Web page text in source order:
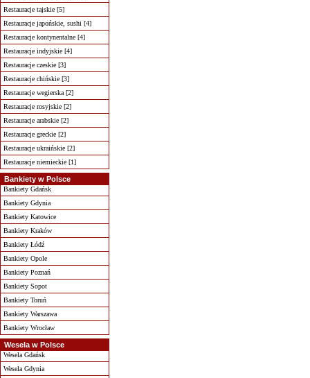
Restauracje tajskie [5]
Restauracje japońskie, sushi [4]
Restauracje kontynentalne [4]
Restauracje indyjskie [4]
Restauracje czeskie [3]
Restauracje chińskie [3]
Restauracje wegierska [2]
Restauracje rosyjskie [2]
Restauracje arabskie [2]
Restauracje greckie [2]
Restauracje ukraińskie [2]
Restauracje niemieckie [1]
Bankiety w Polsce
Bankiety Gdańsk
Bankiety Gdynia
Bankiety Katowice
Bankiety Kraków
Bankiety Łódź
Bankiety Opole
Bankiety Poznań
Bankiety Sopot
Bankiety Toruń
Bankiety Warszawa
Bankiety Wrocław
Wesela w Polsce
Wesela Gdańsk
Wesela Gdynia